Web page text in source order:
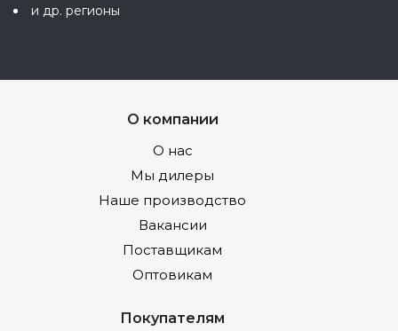
и др. регионы
О компании
О нас
Мы дилеры
Наше производство
Вакансии
Поставщикам
Оптовикам
Покупателям